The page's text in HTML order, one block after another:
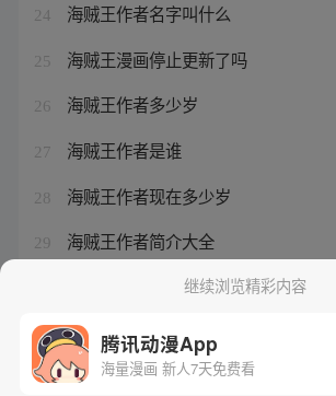
24 海贼王作者名字叫什么
25 海贼王漫画停止更新了吗
26 海贼王作者多少岁
27 海贼王作者是谁
28 海贼王作者现在多少岁
29 海贼王作者简介大全
海贼王情报1104什么时候出
继续浏览精彩内容
腾讯动漫App
海量漫画 新人7天免费看